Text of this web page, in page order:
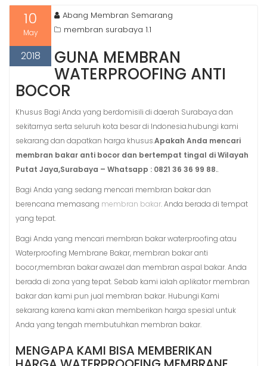
10
May
2018
Abang Membran Semarang
membran surabaya 1.1
GUNA MEMBRAN
WATERPROOFING ANTI
BOCOR
Khusus Bagi Anda yang berdomisili di daerah Surabaya dan
sekitarnya serta seluruh kota besar di Indonesia.hubungi kami
sekarang dan dapatkan harga khusus.Apakah Anda mencari
membran bakar anti bocor dan bertempat tingal di Wilayah
Putat Jaya,Surabaya – Whatsapp : 0821 36 36 99 88..
Bagi Anda yang sedang mencari membran bakar dan
berencana memasang membran bakar. Anda berada di tempat
yang tepat.
Bagi Anda yang mencari membran bakar waterproofing atau
Waterproofing Membrane Bakar, membran bakar anti
bocor,membran bakar awazel dan membran aspal bakar. Anda
berada di zona yang tepat. Sebab kami ialah aplikator membran
bakar dan kami pun jual membran bakar. Hubungi Kami
sekarang karena kami akan memberikan harga spesial untuk
Anda yang tengah membutuhkan membran bakar.
MENGAPA KAMI BISA MEMBERIKAN